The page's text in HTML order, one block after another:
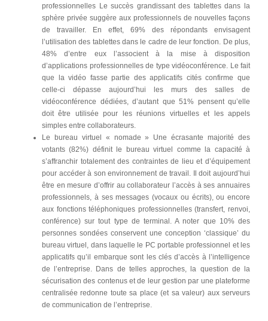
professionnelles Le succès grandissant des tablettes dans la
sphère privée suggère aux professionnels de nouvelles façons
de travailler. En effet, 69% des répondants envisagent
l’utilisation des tablettes dans le cadre de leur fonction. De plus,
48% d’entre eux l’associent à la mise à disposition
d’applications professionnelles de type vidéoconférence. Le fait
que la vidéo fasse partie des applicatifs cités confirme que
celle-ci dépasse aujourd’hui les murs des salles de
vidéoconférence dédiées, d’autant que 51% pensent qu’elle
doit être utilisée pour les réunions virtuelles et les appels
simples entre collaborateurs.
Le bureau virtuel « nomade » Une écrasante majorité des
votants (82%) définit le bureau virtuel comme la capacité à
s’affranchir totalement des contraintes de lieu et d’équipement
pour accéder à son environnement de travail. Il doit aujourd’hui
être en mesure d’offrir au collaborateur l’accès à ses annuaires
professionnels, à ses messages (vocaux ou écrits), ou encore
aux fonctions téléphoniques professionnelles (transfert, renvoi,
conférence) sur tout type de terminal. A noter que 10% des
personnes sondées conservent une conception ‘classique’ du
bureau virtuel, dans laquelle le PC portable professionnel et les
applicatifs qu’il embarque sont les clés d’accès à l’intelligence
de l’entreprise. Dans de telles approches, la question de la
sécurisation des contenus et de leur gestion par une plateforme
centralisée redonne toute sa place (et sa valeur) aux serveurs
de communication de l’entreprise.